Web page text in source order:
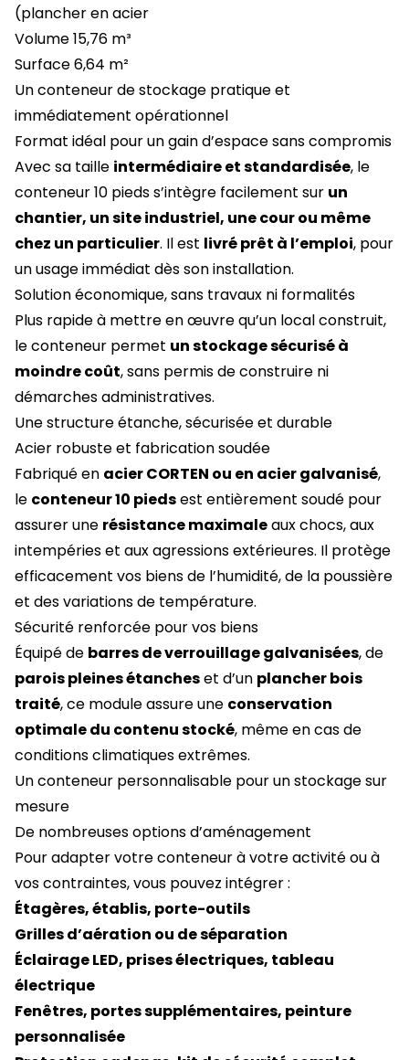
(plancher en acier
Volume 15,76 m³
Surface 6,64 m²
Un conteneur de stockage pratique et
immédiatement opérationnel
Format idéal pour un gain d’espace sans compromis
Avec sa taille intermédiaire et standardisée, le
conteneur 10 pieds s’intègre facilement sur un
chantier, un site industriel, une cour ou même
chez un particulier. Il est livré prêt à l’emploi, pour
un usage immédiat dès son installation.
Solution économique, sans travaux ni formalités
Plus rapide à mettre en œuvre qu’un local construit,
le conteneur permet un stockage sécurisé à
moindre coût, sans permis de construire ni
démarches administratives.
Une structure étanche, sécurisée et durable
Acier robuste et fabrication soudée
Fabriqué en acier CORTEN ou en acier galvanisé,
le conteneur 10 piedsest entièrement soudé pour
assurer une résistance maximaleaux chocs, aux
intempéries et aux agressions extérieures. Il protège
efficacement vos biens de l’humidité, de la poussière
et des variations de température.
Sécurité renforcée pour vos biens
Équipé de barres de verrouillage galvanisées, de
parois pleines étancheset d’un plancher bois
traité, ce module assure une conservation
optimale du contenu stocké, même en cas de
conditions climatiques extrêmes.
Un conteneur personnalisable pour un stockage sur
mesure
De nombreuses options d’aménagement
Pour adapter votre conteneur à votre activité ou à
vos contraintes, vous pouvez intégrer :
Étagères, établis, porte-outils
Grilles d’aération ou de séparation
Éclairage LED, prises électriques, tableau
électrique
Fenêtres, portes supplémentaires, peinture
personnalisée